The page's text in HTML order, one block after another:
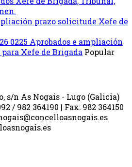
prazo solicitude Xefe de
0225 Aprobados e ampliación
Xefe de Brigada Popular
s/n As Nogais - Lugo (Galicia)
/ 982 364190 | Fax: 982 364150